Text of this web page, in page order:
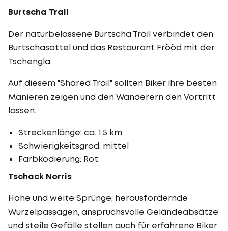
Burtscha Trail
Der naturbelassene Burtscha Trail verbindet den
Burtschasattel und das Restaurant Frööd mit der
Tschengla.
Auf diesem "Shared Trail" sollten Biker ihre besten
Manieren zeigen und den Wanderern den Vortritt
lassen.
Streckenlänge: ca. 1,5 km
Schwierigkeitsgrad: mittel
Farbkodierung: Rot
Tschack Norris
Hohe und weite Sprünge, herausfordernde
Wurzelpassagen, anspruchsvolle Geländeabsätze
und steile Gefälle stellen auch für erfahrene Biker